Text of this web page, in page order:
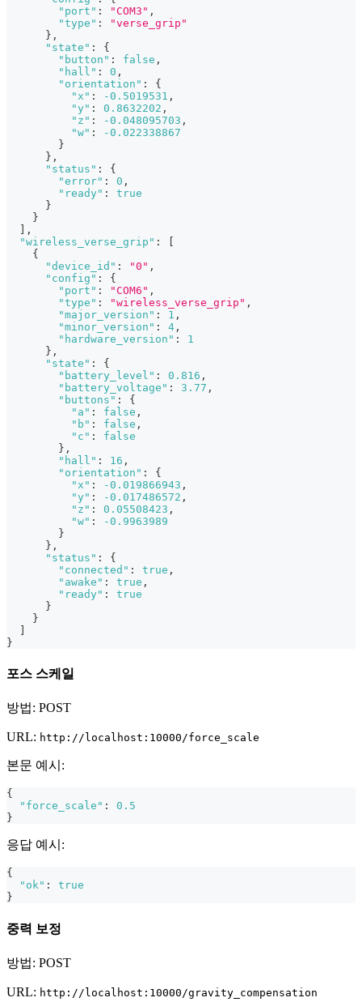
"port" : "COM3" ,
"type" :
"verse_grip"
} ,
"state" :
{
"button" : false ,
"hall" : 0 ,
"orientation" :
{
"x" : -0.5019531 ,
"y" : 0.8632202 ,
"z" : -0.048095703 ,
"w" :
-0.022338867
}
} ,
"status" :
{
"error" : 0 ,
"ready" :
true
}
}
,
"wireless_verse_grip" :
{
"device_id" : "0" ,
"config" :
{
"port" : "COM6" ,
"type" : "wireless_verse_grip" ,
"major_version" : 1 ,
"minor_version" : 4 ,
"hardware_version" :
1
} ,
"state" :
{
"battery_level" : 0.816 ,
"battery_voltage" : 3.77 ,
"buttons" :
{
"a" : false ,
"b" : false ,
"c" :
false
} ,
"hall" : 16 ,
"orientation" :
{
"x" : -0.019866943 ,
"y" : -0.017486572 ,
"z" : 0.05508423 ,
"w" :
-0.9963989
}
} ,
"status" :
{
"connected" : true ,
"awake" : true ,
"ready" :
true
}
}
}
포스 스케일
방법: POST
URL: http://localhost:10000/force_scale
본문 예시:
{
"force_scale" :
0.5
}
응답 예시:
{
"ok" :
true
}
중력 보정
방법: POST
URL: http://localhost:10000/gravity_compensation